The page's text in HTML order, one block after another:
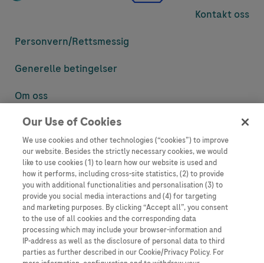
Kontakt oss
Personvern/Rettsmessig
Generelle betingelser
Om oss
Denne nettsiden inneholder informasjon som er målsatt til en stor
informasjon som ellers ikke er tilgjengelig eller gyldig i ditt land.
Vennligst vær oppmerksom på at vi ikke tar noe ansvar for tilgang til
informasjon som muligens ikke er i samsvar med noen gyldig juridisk
prosess, regulering, registrering eller bruk i bostedslandet ditt.
Roche har ikke alltid mulighet til å kvalitetssikre andres innlegg, men
vil fjerne villedende eller upassende innlegg så langt det lar seg gjøre.
Vi har ikke ansvar for innhold på eksterne nettsider som det lenkes til.
Kopiering av materiale fra dette nettstedet for bruk annet sted er ikke
tillatt uten avtale. Nettstedet selger plass til annonsører, og slikt
innhold er merket.
Our Use of Cookies
We use cookies and other technologies (“cookies”) to improve
our website. Besides the strictly necessary cookies, we would
like to use cookies (1) to learn how our website is used and
how it performs, including cross-site statistics, (2) to provide
you with additional functionalities and personalisation (3) to
provide you social media interactions and (4) for targeting
and marketing purposes. By clicking “Accept all”, you consent
to the use of all cookies and the corresponding data
processing which may include your browser-information and
IP-address as well as the disclosure of personal data to third
parties as further described in our Cookie/Privacy Policy. For